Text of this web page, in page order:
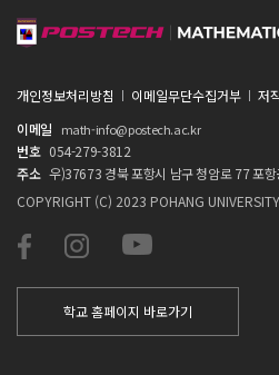
개인정보처리방침 이메일무단수집거부
저
이메일
math-info@postech.ac.kr
번호 054-279-3812
주소 우)37673 경북 포항시 남구 청암로 77 포
COPYRIGHT (C) 2023 POHANG
학교 홈페이지 바로가기